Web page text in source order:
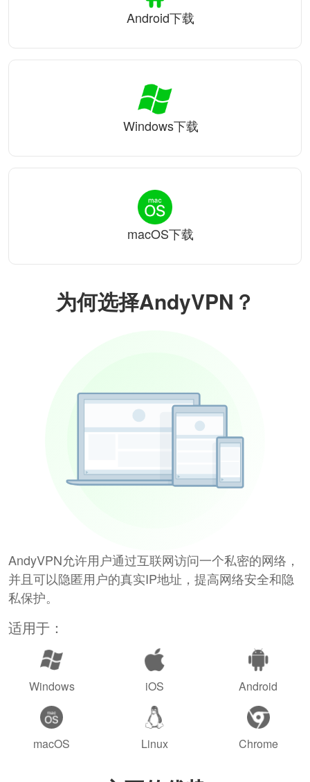
为何选择AndyVPN？
AndyVPN允许用户通过互联网访问一个私密的网络，
并且可以隐匿用户的真实IP地址，提高网络安全和隐
私保护。
适用于：
Windows iOS Android
macOS Linux Chrome
Android下载
Windows下载
macOS下载